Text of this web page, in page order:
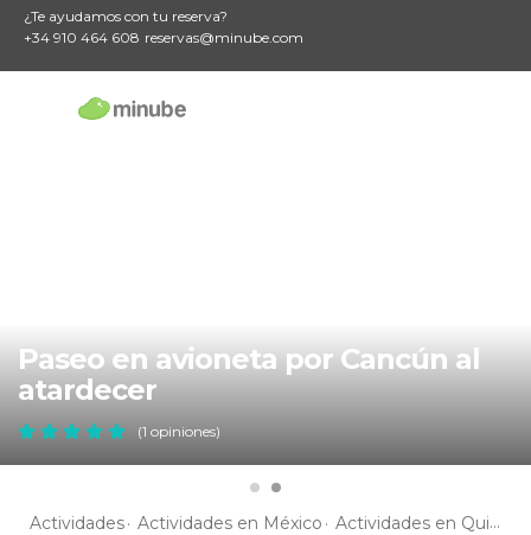
¿Te ayudamos con tu reserva?
+34 910 464 608 reservas@minube.com
Paseo en avioneta por Cancún al
atardecer
(1 opiniones)
Actividades Actividades en México Actividades en Quintana Roo